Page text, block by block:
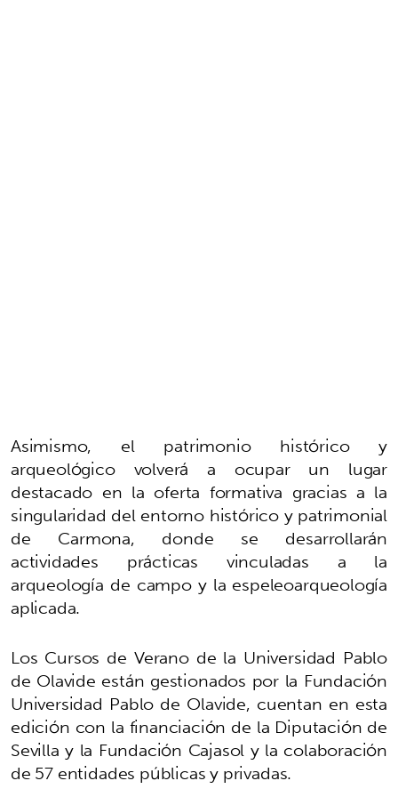
Asimismo, el patrimonio histórico y
arqueológico volverá a ocupar un lugar
destacado en la oferta formativa gracias a la
singularidad del entorno histórico y patrimonial
de Carmona, donde se desarrollarán
actividades prácticas vinculadas a la
arqueología de campo y la espeleoarqueología
aplicada.
Los Cursos de Verano de la Universidad Pablo
de Olavide están gestionados por la Fundación
Universidad Pablo de Olavide, cuentan en esta
edición con la financiación de la Diputación de
Sevilla y la Fundación Cajasol y la colaboración
de 57 entidades públicas y privadas.